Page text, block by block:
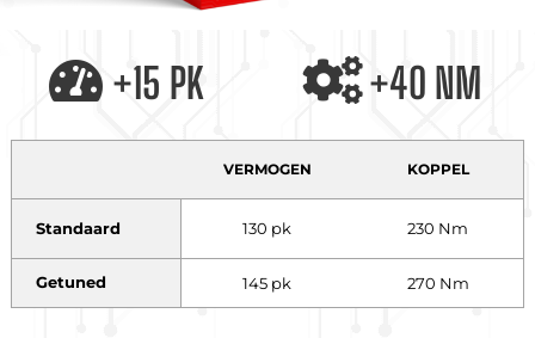
+15 PK +40 NM
VERMOGEN KOPPEL
Standaard 130 pk 230 Nm
Getuned 145 pk 270 Nm